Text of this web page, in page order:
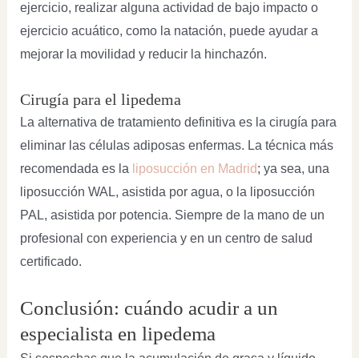
ejercicio, realizar alguna actividad de bajo impacto o
ejercicio acuático, como la natación, puede ayudar a
mejorar la movilidad y reducir la hinchazón.
Cirugía para el lipedema
La alternativa de tratamiento definitiva es la cirugía para
eliminar las células adiposas enfermas. La técnica más
recomendada es la liposucción en Madrid; ya sea, una
liposucción WAL, asistida por agua, o la liposucción
PAL, asistida por potencia. Siempre de la mano de un
profesional con experiencia y en un centro de salud
certificado.
Conclusión: cuándo acudir a un
especialista en lipedema